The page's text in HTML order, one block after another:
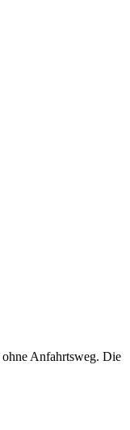
Anfahrtsweg. Die